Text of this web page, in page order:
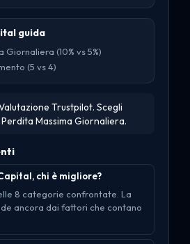
guida
Giornaliera (10% vs 5%)
(5 vs 4)
Trustpilot. Scegli
Massima Giornaliera.
chi è migliore?
8 categorie confrontate. La
ancora dai fattori che contano